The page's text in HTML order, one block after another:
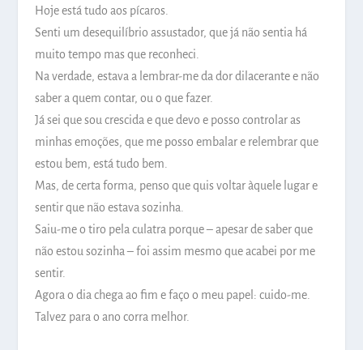
Hoje está tudo aos pícaros.
Senti um desequilíbrio assustador, que já não sentia há
muito tempo mas que reconheci.
Na verdade, estava a lembrar-me da dor dilacerante e não
saber a quem contar, ou o que fazer.
Já sei que sou crescida e que devo e posso controlar as
minhas emoções, que me posso embalar e relembrar que
estou bem, está tudo bem.
Mas, de certa forma, penso que quis voltar àquele lugar e
sentir que não estava sozinha.
Saiu-me o tiro pela culatra porque – apesar de saber que
não estou sozinha – foi assim mesmo que acabei por me
sentir.
Agora o dia chega ao fim e faço o meu papel: cuido-me.
Talvez para o ano corra melhor.